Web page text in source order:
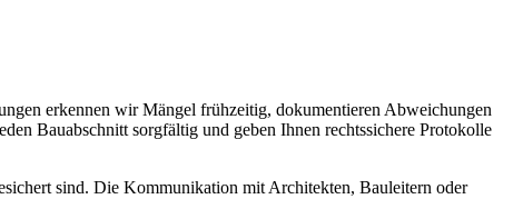
erkennen wir Mängel frühzeitig, dokumentieren Abweichungen
Bauabschnitt sorgfältig und geben Ihnen rechtssichere Protokolle
sind. Die Kommunikation mit Architekten, Bauleitern oder